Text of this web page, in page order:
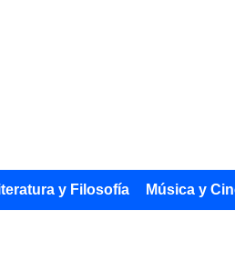
y Filosofía Música y